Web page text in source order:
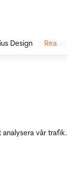
vår
Design Rea